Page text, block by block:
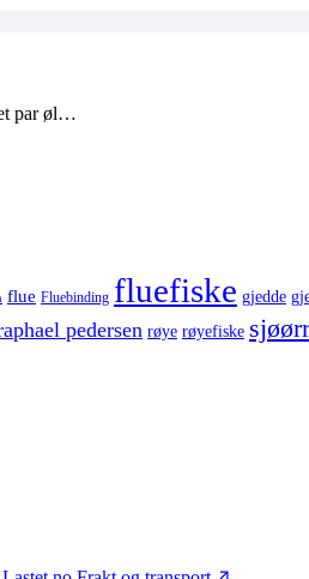
par øl…
flue Fluebinding fluefiske gjedde
pedersen røye røyefiske